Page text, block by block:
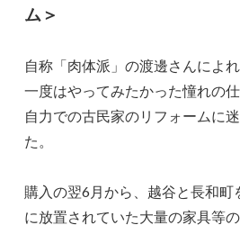
ム＞
自称「肉体派」の渡邊さんによ
一度はやってみたかった憧れの仕
自力での古民家のリフォームに
た。
購入の翌6月から、越谷と長和町
に放置されていた大量の家具等の